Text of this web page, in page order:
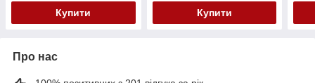
Купити Купити
Про нас